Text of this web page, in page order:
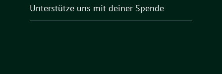
Unterstütze uns mit deiner Spende